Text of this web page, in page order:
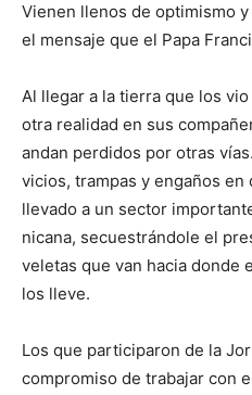
Vienen llenos de optimismo
el mensaje que el Papa
Al llegar a la tierra que los
otra realidad en sus
andan perdidos por otras
vicios, trampas y engaños en
llevado a un sector
nicana, secuestrándole el
veletas que van hacia donde
los lleve.
Los que participaron de la
compromiso de trabajar con